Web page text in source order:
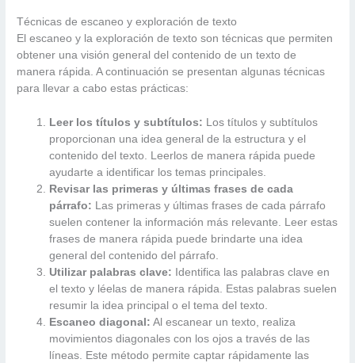
Técnicas de escaneo y exploración de texto
El escaneo y la exploración de texto son técnicas que permiten
obtener una visión general del contenido de un texto de
manera rápida. A continuación se presentan algunas técnicas
para llevar a cabo estas prácticas:
Leer los títulos y subtítulos: Los títulos y subtítulos
proporcionan una idea general de la estructura y el
contenido del texto. Leerlos de manera rápida puede
ayudarte a identificar los temas principales.
Revisar las primeras y últimas frases de cada
párrafo: Las primeras y últimas frases de cada párrafo
suelen contener la información más relevante. Leer estas
frases de manera rápida puede brindarte una idea
general del contenido del párrafo.
Utilizar palabras clave: Identifica las palabras clave en
el texto y léelas de manera rápida. Estas palabras suelen
resumir la idea principal o el tema del texto.
Escaneo diagonal: Al escanear un texto, realiza
movimientos diagonales con los ojos a través de las
líneas. Este método permite captar rápidamente las